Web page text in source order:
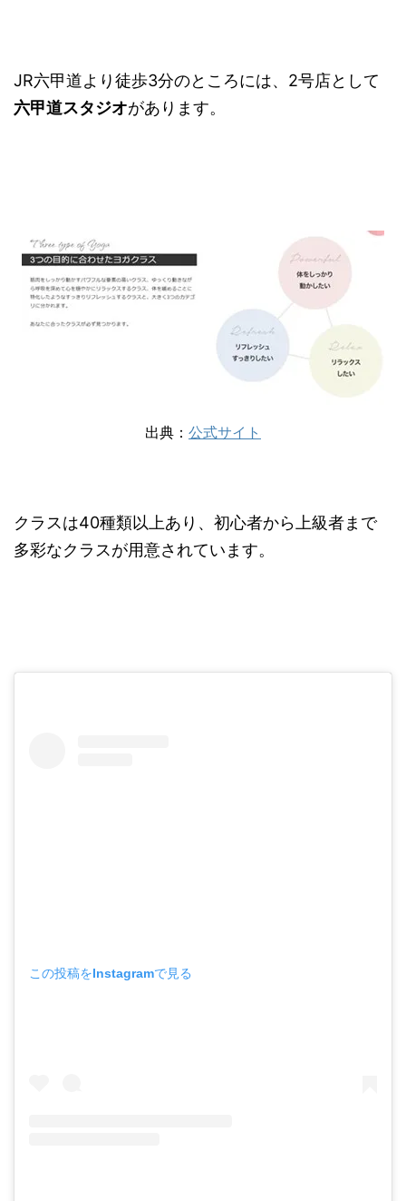
JR六甲道より徒歩3分のところには、2号店として
六甲道スタジオがあります。
出典： 公式サイト
クラスは40種類以上あり、初心者から上級者まで
多彩なクラスが用意されています。
この投稿をInstagramで見る